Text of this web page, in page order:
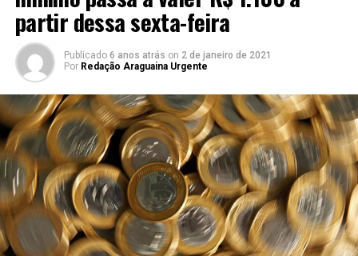
partir dessa sexta-feira
Publicado 6 anos atrás on 2 de janeiro de 2021
Por Redação Araguaina Urgente